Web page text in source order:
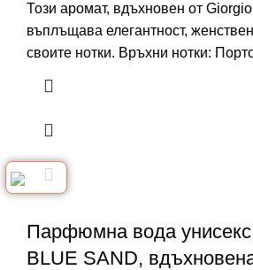
Този аромат, вдъхновен от
въплъщава елегантност,
своите нотки. Връхни нотки:
Парфюмна вода унисекс
BLUE SAND,